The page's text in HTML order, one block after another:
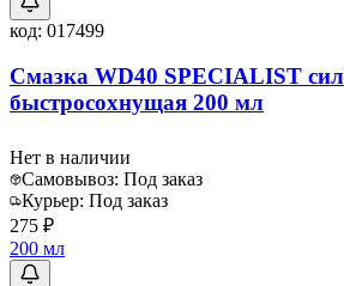
код: 017499
Смазка WD40 SPECIALIST
быстросохнущая 200 мл
Нет в наличии
Самовывоз: Под заказ
Курьер: Под заказ
275 ₽
200 мл